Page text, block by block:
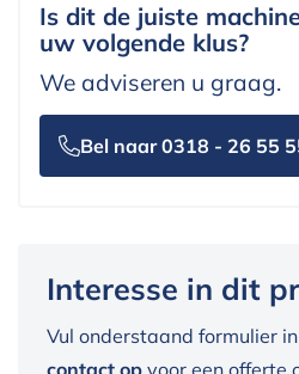
Is dit de juiste
uw volgende klus?
We adviseren u graag.
Bel naar 0318 - 26 55
Interesse in dit
Vul onderstaand formulier